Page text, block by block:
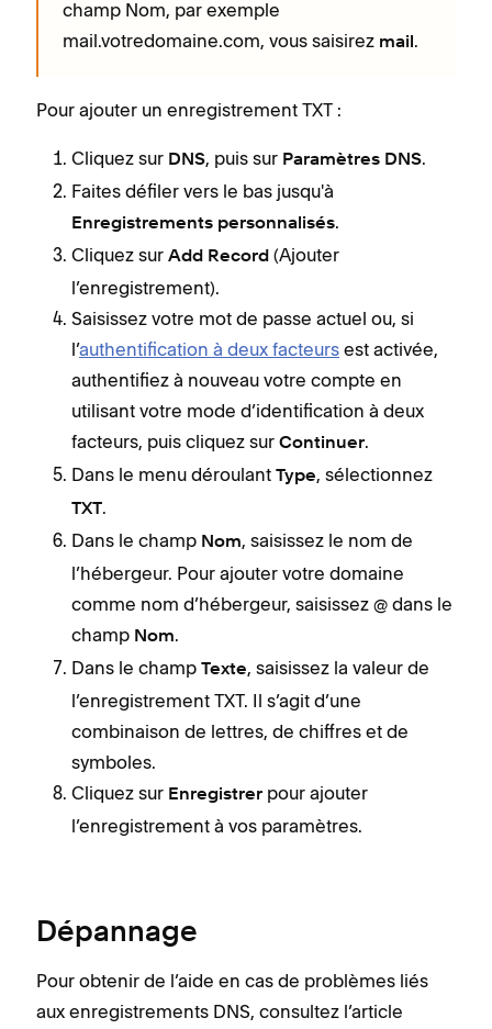
champ Nom, par exemple
mail.votredomaine.com, vous saisirez mail .
Pour ajouter un enregistrement TXT :
Cliquez sur DNS, puis sur Paramètres DNS.
Faites défiler vers le bas jusqu'à
Enregistrements personnalisés.
Cliquez sur Add Record (Ajouter
l’enregistrement).
Saisissez votre mot de passe actuel ou, si
l’authentification à deux facteurs est activée,
authentifiez à nouveau votre compte en
utilisant votre mode d’identification à deux
facteurs, puis cliquez sur Continuer.
Dans le menu déroulant Type, sélectionnez
TXT.
Dans le champ Nom, saisissez le nom de
l’hébergeur. Pour ajouter votre domaine
comme nom d’hébergeur, saisissez @ dans le
champ Nom.
Dans le champ Texte, saisissez la valeur de
l’enregistrement TXT. Il s’agit d’une
combinaison de lettres, de chiffres et de
symboles.
Cliquez sur Enregistrer pour ajouter
l’enregistrement à vos paramètres.
Dépannage
Pour obtenir de l’aide en cas de problèmes liés
aux enregistrements DNS, consultez l’article